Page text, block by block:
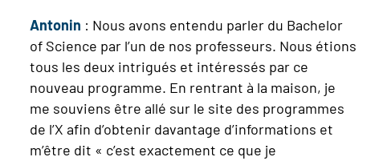
Antonin : Nous avons entendu parler du Bachelor
of Science par l’un de nos professeurs. Nous étions
tous les deux intrigués et intéressés par ce
nouveau programme. En rentrant à la maison, je
me souviens être allé sur le site des programmes
de l’X afin d’obtenir davantage d’informations et
m’être dit « c’est exactement ce que je